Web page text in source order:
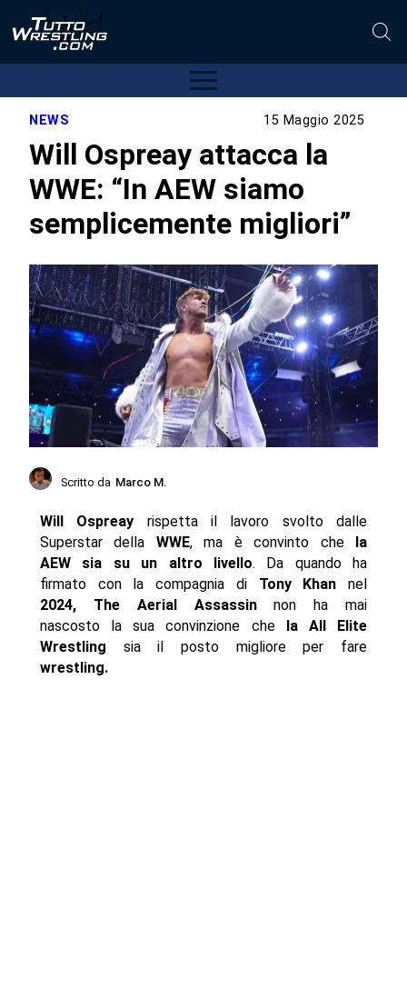
NEWS 15 Maggio 2025
Will Ospreay attacca la
WWE: “In AEW siamo
semplicemente migliori”
Scritto da Marco M.
Will Ospreay rispetta il lavoro svolto dalle
Superstar della WWE, ma è convinto che
la
AEW sia su un altro livello. Da quando ha
firmato con la compagnia di Tony Khan nel
2024, The Aerial Assassinnon ha mai
nascosto la sua convinzione che
la All Elite
Wrestling sia il posto migliore per fare
wrestling.